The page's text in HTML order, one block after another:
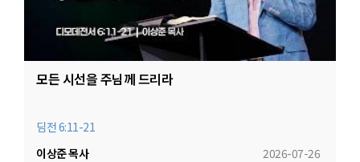
모든 시선을 주님께 드리라
딤전 6:11-21
2026-07-26
이상준 목사